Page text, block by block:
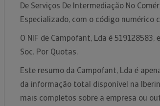
De Serviços De Intermediação No
Especializado, com o código numérico
O NIF de Campofant, Lda é
Soc. Por Quotas.
Este resumo da Campofant, Lda é
da informação total disponível na
mais completos sobre a empresa ou